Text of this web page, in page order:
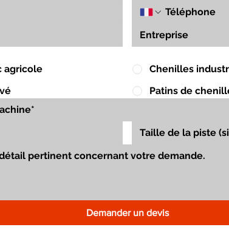
agricole
Chenilles
Patins de
Demander un devis